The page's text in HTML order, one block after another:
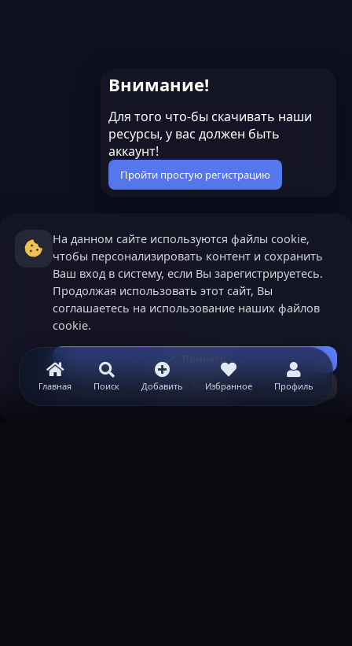
Главная Поиск Добавить Избранное Профиль
Внимание!
Для того что-бы скачивать наши
ресурсы, у вас должен быть
аккаунт!
Пройти простую регистрацию
На данном сайте используются файлы cookie,
чтобы персонализировать контент и сохранить
Ваш вход в систему, если Вы зарегистрируетесь.
Продолжая использовать этот сайт, Вы
соглашаетесь на использование наших файлов
cookie.
Принять
Узнать больше...